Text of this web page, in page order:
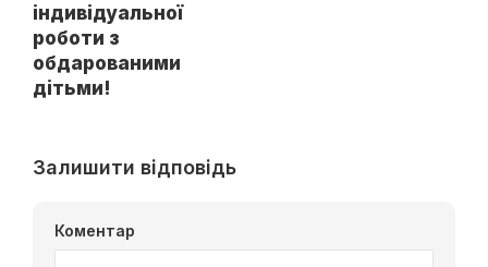
індивідуальної
роботи з
обдарованими
дітьми!
Залишити відповідь
Коментар